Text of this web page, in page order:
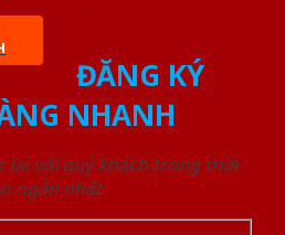
ĐĂNG KÝ
NHANH
lại với quý khách trong thời
ngắn nhất